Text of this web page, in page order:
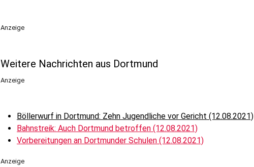
Anzeige
Weitere Nachrichten aus Dortmund
Anzeige
Böllerwurf in Dortmund: Zehn Jugendliche vor Gericht (12.08.2021)
Bahnstreik: Auch Dortmund betroffen (12.08.2021)
Vorbereitungen an Dortmunder Schulen (12.08.2021)
Anzeige